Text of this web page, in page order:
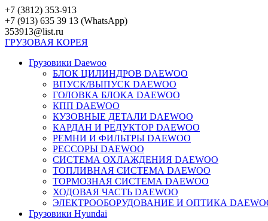
Перейти
к
контенту
+7 (3812) 353-913
+7 (913) 635 39 13 (WhatsApp)
353913@list.ru
ГРУЗОВАЯ КОРЕЯ
Грузовики Daewoo
БЛОК ЦИЛИНДРОВ DAEWOO
ВПУСК/ВЫПУСК DAEWOO
ГОЛОВКА БЛОКА DAEWOO
КПП DAEWOO
КУЗОВНЫЕ ДЕТАЛИ DAEWOO
КАРДАН И РЕДУКТОР DAEWOO
РЕМНИ И ФИЛЬТРЫ DAEWOO
РЕССОРЫ DAEWOO
СИСТЕМА ОХЛАЖДЕНИЯ DAEWOO
ТОПЛИВНАЯ СИСТЕМА DAEWOO
ТОРМОЗНАЯ СИСТЕМА DAEWOO
ХОДОВАЯ ЧАСТЬ DAEWOO
ЭЛЕКТРООБОРУДОВАНИЕ И ОПТИКА
Грузовики Hyundai